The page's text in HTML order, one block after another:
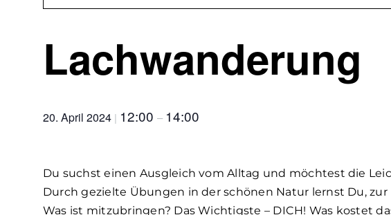
Lachwanderung
20. April 2024 | 12:00 – 14:00
Du suchst einen Ausgleich vom Alltag und möchtest die
Durch gezielte Übungen in der schönen Natur lernst Du,
Was ist mitzubringen? Das Wichtigste – DICH! Was kostet